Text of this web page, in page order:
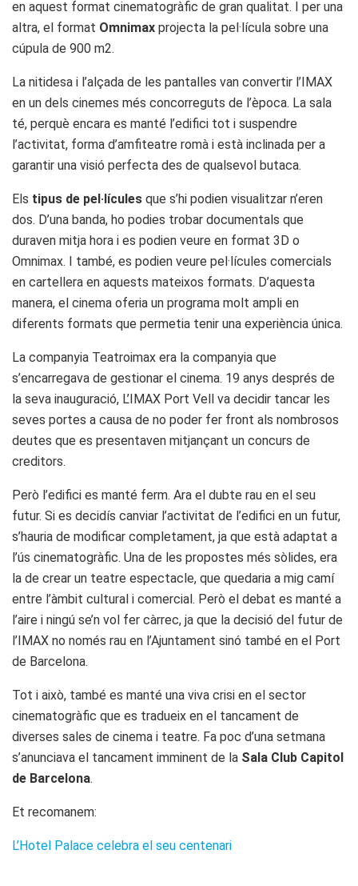
en aquest format cinematogràfic de gran qualitat. I per una
altra, el format Omnimax projecta la pel·lícula sobre una
cúpula de 900 m2.
La nitidesa i l’alçada de les pantalles van convertir l’IMAX
en un dels cinemes més concorreguts de l’època. La sala
té, perquè encara es manté l’edifici tot i suspendre
l’activitat, forma d’amfiteatre romà i està inclinada per a
garantir una visió perfecta des de qualsevol butaca.
Els tipus de pel·lícules que s’hi podien visualitzar n’eren
dos. D’una banda, ho podies trobar documentals que
duraven mitja hora i es podien veure en format 3D o
Omnimax. I també, es podien veure pel·lícules comercials
en cartellera en aquests mateixos formats. D’aquesta
manera, el cinema oferia un programa molt ampli en
diferents formats que permetia tenir una experiència única.
La companyia Teatroimax era la companyia que
s’encarregava de gestionar el cinema. 19 anys després de
la seva inauguració, L’IMAX Port Vell va decidir tancar les
seves portes a causa de no poder fer front als nombrosos
deutes que es presentaven mitjançant un concurs de
creditors.
Però l’edifici es manté ferm. Ara el dubte rau en el seu
futur. Si es decidís canviar l’activitat de l’edifici en un futur,
s’hauria de modificar completament, ja que està adaptat a
l’ús cinematogràfic. Una de les propostes més sòlides, era
la de crear un teatre espectacle, que quedaria a mig camí
entre l’àmbit cultural i comercial. Però el debat es manté a
l’aire i ningú se’n vol fer càrrec, ja que la decisió del futur de
l’IMAX no només rau en l’Ajuntament sinó també en el Port
de Barcelona.
Tot i això, també es manté una viva crisi en el sector
cinematogràfic que es tradueix en el tancament de
diverses sales de cinema i teatre. Fa poc d’una setmana
s’anunciava el tancament imminent de la Sala Club Capitol
de Barcelona.
Et recomanem:
L’Hotel Palace celebra el seu centenari